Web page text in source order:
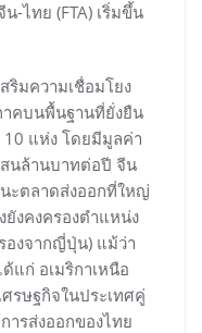
-ไทย (FTA) เริ่มขึ้น
ริมความเชื่อมโยง
คบนพื้นฐานที่ยั่งยืน
แห่ง โดยมีมูลค่า
สนล้านบาทต่อปี จีน
ะตลาดส่งออกที่ใหญ่
งคงครองตำแหน่ง
องจากญี่ปุ่น) แม้ว่า
แก่ อเมริกาเหนือ
รษฐกิจในประเทศคู่
ารส่งออกของไทย